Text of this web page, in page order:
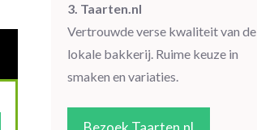
3. Taarten.nl
Vertrouwde verse kwaliteit van de
lokale bakkerij. Ruime keuze in
smaken en variaties.